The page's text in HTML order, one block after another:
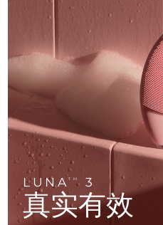
LUNATM 3
真实有效
Cooling IPL
Concentrated
ESPADA™
All acne
Advanced
眼部护理设
All revitalizing
KIWI™
Blackhead
KIWI™ 皮
Advanced
FLIP™
LED light
LUNA™
For healthy hair
牙齿美白
issa™
Dual LED +
issa™
更多的
护肤品
全部购买
印度尼西亚
爱尔兰
马恩岛
意大利
日本
泽西岛